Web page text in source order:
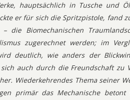
hauptsächlich in Tusche und
er für sich die Spritzpistole, fand
die Biomechanischen
zugerechnet werden; im
deutlich, wie anders der
auch durch die Freundschaft zu
Wiederkehrendes Thema seiner
primär das Mechanische